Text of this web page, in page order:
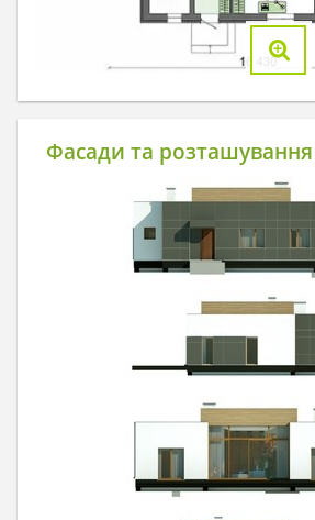
Фасади та розташування